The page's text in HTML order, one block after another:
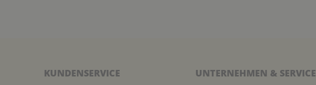
KUNDENSERVICE
UNTERNEHMEN & SERVICE